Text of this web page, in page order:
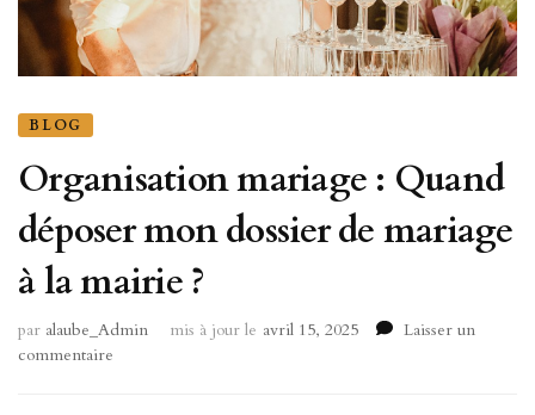
BLOG
Organisation mariage : Quand
déposer mon dossier de mariage
à la mairie ?
par alaube_Admin mis à jour le avril 15, 2025
Laisser un
commentaire